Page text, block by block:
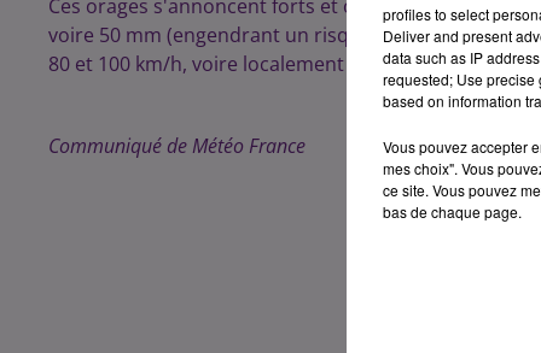
Ces orages s'annoncent forts et on attend de fortes
voire 50 mm (engendrant un risque de ruissellement
80 et 100 km/h, voire localement davantage, et une
Communiqué de Météo France
profiles to select
Deliver and present
data such as IP
requested; Use precise
based on information
Vous pouvez accepter
mes choix". Vous
ce site. Vous pouvez
bas de chaque page.